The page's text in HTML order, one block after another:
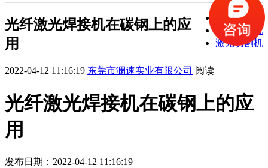
激光焊接机
激光打标机
激光切割机
光纤激光焊接机在碳钢上的应
用
2022-04-12 11:16:19 东莞市澜速实业有限公司 阅读
光纤激光焊接机在碳钢上的应
用
发布日期：2022-04-12 11:16:19